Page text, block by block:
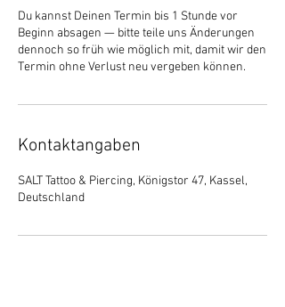
Du kannst Deinen Termin bis 1 Stunde vor
Beginn absagen — bitte teile uns Änderungen
dennoch so früh wie möglich mit, damit wir den
Termin ohne Verlust neu vergeben können.
Kontaktangaben
SALT Tattoo & Piercing, Königstor 47, Kassel,
Deutschland